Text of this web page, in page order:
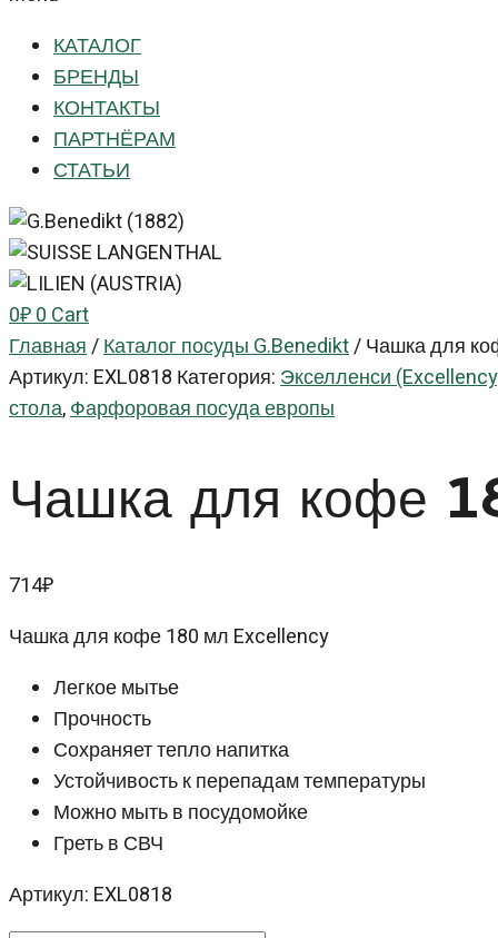
КАТАЛОГ
БРЕНДЫ
КОНТАКТЫ
ПАРТНЁРАМ
СТАТЬИ
0₽0Cart
Главная/Каталог посуды G.Benedikt/Чашка для
Артикул: EXL0818 Категория:Экселленси
стола,Фарфоровая посуда европы
Чашка для кофе
714₽
Чашка для кофе 180 мл Excellency
Легкое мытье
Прочность
Сохраняет тепло напитка
Устойчивость к перепадам температуры
Можно мыть в посудомойке
Греть в СВЧ
Артикул: EXL0818